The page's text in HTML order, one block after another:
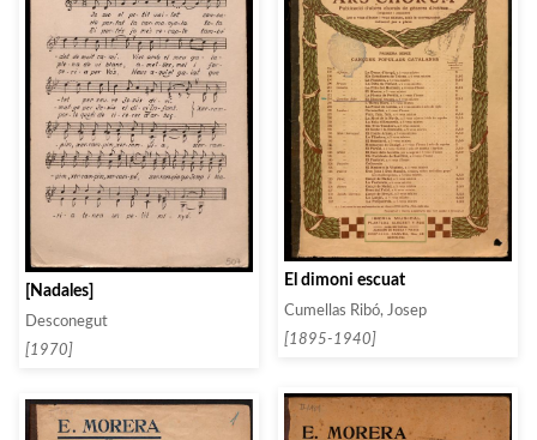
[Nadales]
Desconegut
[1970]
El dimoni escuat
Cumellas Ribó, Josep
[1895-1940]